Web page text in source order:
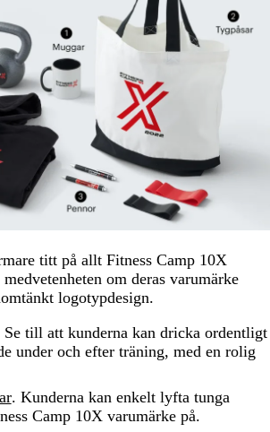
titt på allt Fitness Camp 10X
om deras varumärke
logotypdesign.
Se till att kunderna kan dricka ordentligt
under och efter träning, med en rolig
. Kunderna kan enkelt lyfta tunga
Camp 10X varumärke på.